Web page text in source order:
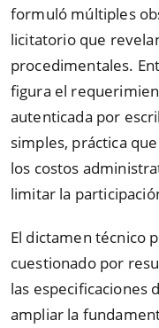
formuló múltiples
licitatorio que
procedimentales.
figura el
autenticada por
simples, práctica
los costos
limitar la
El dictamen técnico
cuestionado por
las especificaciones
ampliar la